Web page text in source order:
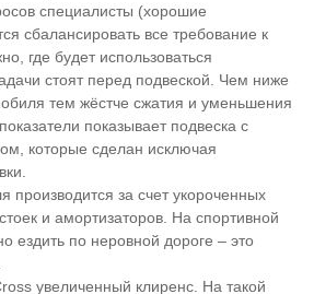
специалисты (хорошие
сбалансировать все требование к
где будет использоваться
стоят перед подвеской. Чем ниже
тем жёстче сжатия и уменьшения
показывает подвеска с
которые сделан исключая
производится за счет укороченных
и амортизаторов. На спортивной
ездить по неровной дороге – это
увеличенный клиренс. На такой